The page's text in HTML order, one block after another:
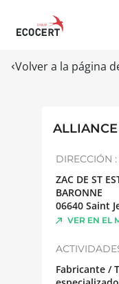
Volver a la página
DIRECCIÓN :
ZAC DE ST
BARONNE
06640 Saint
VER EN EL
Fabricante /